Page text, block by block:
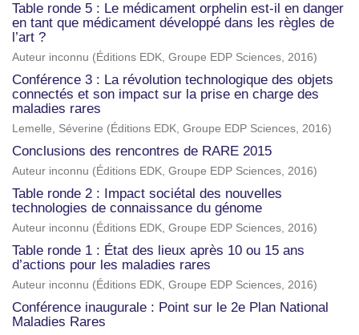
Table ronde 5 : Le médicament orphelin est-il en danger
en tant que médicament développé dans les règles de
l’art ?
Auteur inconnu (Éditions EDK, Groupe EDP Sciences, 2016)
Conférence 3 : La révolution technologique des objets
connectés et son impact sur la prise en charge des
maladies rares
Lemelle, Séverine (Éditions EDK, Groupe EDP Sciences, 2016)
Conclusions des rencontres de RARE 2015
Auteur inconnu (Éditions EDK, Groupe EDP Sciences, 2016)
Table ronde 2 : Impact sociétal des nouvelles
technologies de connaissance du génome
Auteur inconnu (Éditions EDK, Groupe EDP Sciences, 2016)
Table ronde 1 : État des lieux après 10 ou 15 ans
d’actions pour les maladies rares
Auteur inconnu (Éditions EDK, Groupe EDP Sciences, 2016)
Conférence inaugurale : Point sur le 2e Plan National
Maladies Rares